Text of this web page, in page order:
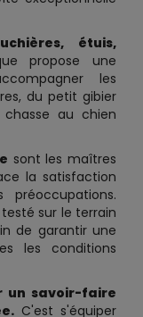
étuis,
propose une
les
du petit gibier
au chien
sont les maîtres
la satisfaction
sur le terrain
de garantir une
les conditions
un savoir-faire
C'est s'équiper